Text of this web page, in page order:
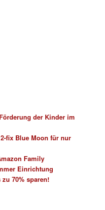
der Kinder im
fix Blue Moon für nur
Family
Einrichtung
70% sparen!